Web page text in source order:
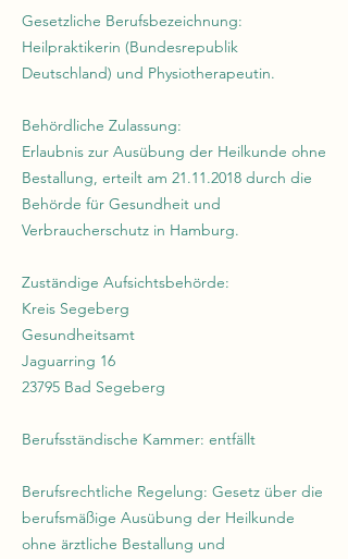
Gesetzliche Berufsbezeichnung:
Heilpraktikerin (Bundesrepublik
Deutschland) und Physiotherapeutin.
Behördliche Zulassung:
Erlaubnis zur Ausübung der Heilkunde ohne
Bestallung, erteilt am 21.11.2018 durch die
Behörde für Gesundheit und
Verbraucherschutz in Hamburg.
Zuständige Aufsichtsbehörde:
Kreis Segeberg
Gesundheitsamt
Jaguarring 16
23795 Bad Segeberg
Berufsständische Kammer: entfällt
Berufsrechtliche Regelung: Gesetz über die
berufsmäßige Ausübung der Heilkunde
ohne ärztliche Bestallung und